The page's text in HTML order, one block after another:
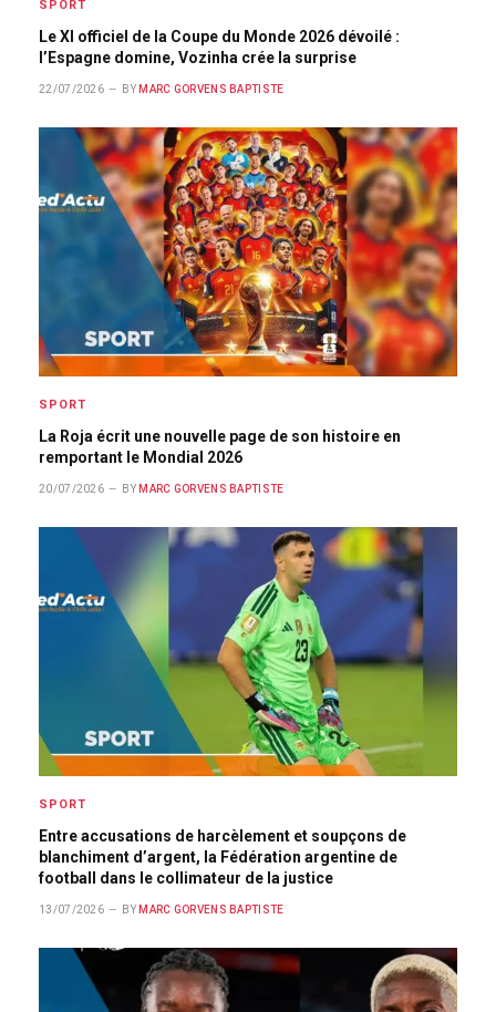
SPORT
Le XI officiel de la Coupe du Monde 2026 dévoilé :
l’Espagne domine, Vozinha crée la surprise
22/07/2026 BY MARC GORVENS BAPTISTE
SPORT
La Roja écrit une nouvelle page de son histoire en
remportant le Mondial 2026
20/07/2026 BY MARC GORVENS BAPTISTE
SPORT
Entre accusations de harcèlement et soupçons de
blanchiment d’argent, la Fédération argentine de
football dans le collimateur de la justice
13/07/2026 BY MARC GORVENS BAPTISTE